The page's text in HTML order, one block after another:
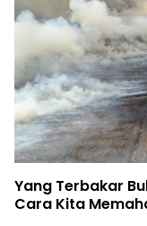
Yang Terbakar
Cara Kita